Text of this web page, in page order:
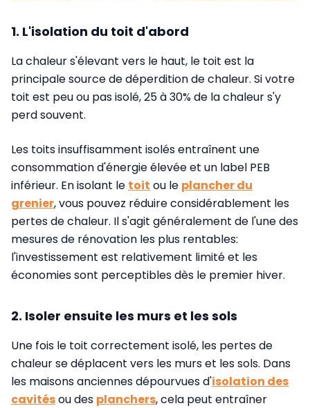
1. L'isolation du toit d'abord
La chaleur s'élevant vers le haut, le toit est la
principale source de déperdition de chaleur. Si votre
toit est peu ou pas isolé, 25 à 30% de la chaleur s'y
perd souvent.
Les toits insuffisamment isolés entraînent une
consommation d'énergie élevée et un label PEB
inférieur. En isolant le toit ou le plancher du
grenier, vous pouvez réduire considérablement les
pertes de chaleur. Il s'agit généralement de l'une des
mesures de rénovation les plus rentables:
l'investissement est relativement limité et les
économies sont perceptibles dès le premier hiver.
2. Isoler ensuite les murs et les sols
Une fois le toit correctement isolé, les pertes de
chaleur se déplacent vers les murs et les sols. Dans
les maisons anciennes dépourvues d'isolation des
cavitésou des planchers, cela peut entraîner